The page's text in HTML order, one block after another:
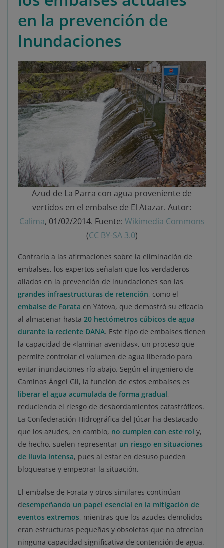
en la prevención de
Inundaciones
Azud de La Parra con agua proveniente de
vertidos en el embalse de El Atazar. Autor:
Calima, 01/02/2014. Fuente: Wikimedia Commons
(CC BY-SA 3.0)
Contrario a las afirmaciones sobre la eliminación de
embalses, los expertos señalan que los verdaderos
aliados en la prevención de inundaciones son las
grandes infraestructuras de retención, como el
embalse de Forata en Yátova, que demostró su eficacia
al almacenar hasta 20 hectómetros cúbicos de agua
durante la reciente DANA. Este tipo de embalses tienen
la capacidad de «laminar avenidas», un proceso que
permite controlar el volumen de agua liberado para
evitar inundaciones río abajo. Según el ingeniero de
Caminos Ángel Gil, la función de estos embalses es
liberar el agua acumulada de forma gradual,
reduciendo el riesgo de desbordamientos catastróficos.
La Confederación Hidrográfica del Júcar ha destacado
que los azudes, en cambio, no cumplen con este rol y,
de hecho, suelen representar un riesgo en situaciones
de lluvia intensa, pues al estar en desuso pueden
bloquearse y empeorar la situación.
El embalse de Forata y otros similares continúan
desempeñando un papel esencial en la mitigación de
eventos extremos, mientras que los azudes demolidos
eran estructuras pequeñas y obsoletas que no ofrecían
ninguna capacidad significativa de contención de agua.